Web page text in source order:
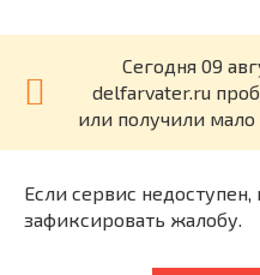
Cегодня 09
delfarvater.ru
или получили мало
Если сервис
зафиксировать жалобу.